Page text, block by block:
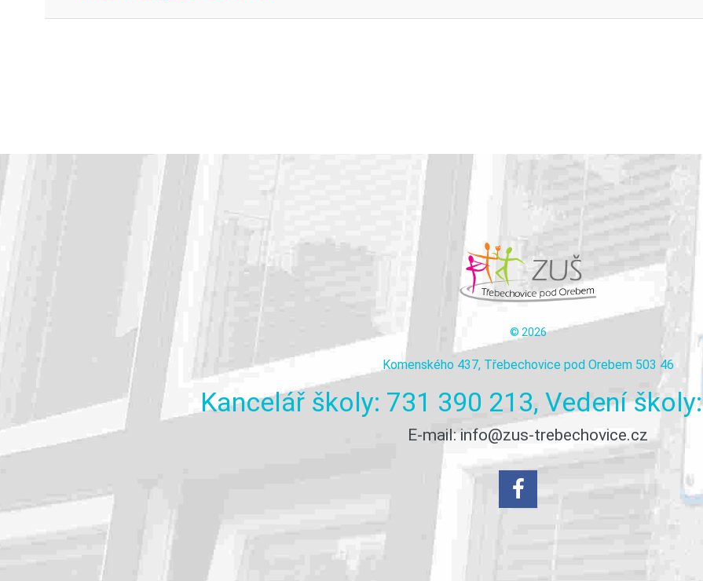
© 2026
Komenského 437, Třebechovice pod Orebem 503 46
Kancelář školy: 731 390 213, Vedení školy:
E-mail: info@zus-trebechovice.cz